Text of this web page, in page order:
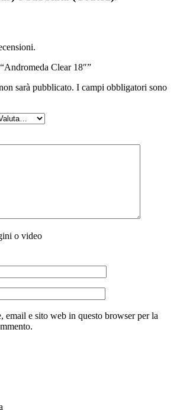
Clear 18″”
sarà pubblicato. I campi obbligatori sono
o video
email e sito web in questo browser per la